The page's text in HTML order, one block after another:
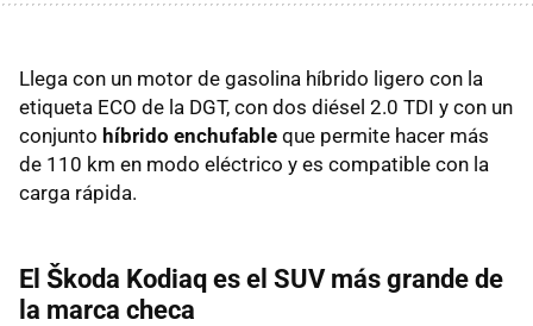
Llega con un motor de gasolina híbrido ligero con la
etiqueta ECO de la DGT, con dos diésel 2.0 TDI y con un
conjunto híbrido enchufable que permite hacer más
de 110 km en modo eléctrico y es compatible con la
carga rápida.
El Škoda Kodiaq es el SUV más grande de
la marca checa